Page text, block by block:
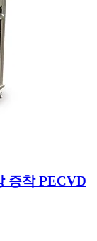
증착 PECVD